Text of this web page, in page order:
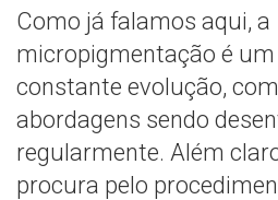
Como já falamos aqui, a
micropigmentação é
constante evolução,
abordagens sendo
regularmente. Além
procura pelo